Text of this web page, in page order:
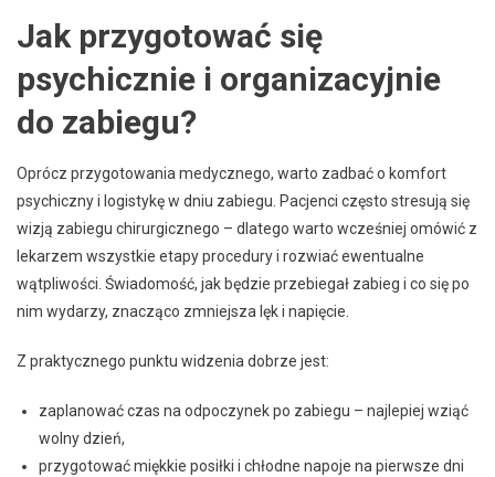
Jak przygotować się
psychicznie i organizacyjnie
do zabiegu?
Oprócz przygotowania medycznego, warto zadbać o komfort
psychiczny i logistykę w dniu zabiegu. Pacjenci często stresują się
wizją zabiegu chirurgicznego – dlatego warto wcześniej omówić z
lekarzem wszystkie etapy procedury i rozwiać ewentualne
wątpliwości. Świadomość, jak będzie przebiegał zabieg i co się po
nim wydarzy, znacząco zmniejsza lęk i napięcie.
Z praktycznego punktu widzenia dobrze jest:
zaplanować czas na odpoczynek po zabiegu – najlepiej wziąć
wolny dzień,
przygotować miękkie posiłki i chłodne napoje na pierwsze dni